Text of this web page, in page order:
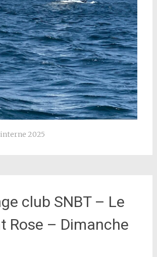
2025
club SNBT – Le
Rose – Dimanche